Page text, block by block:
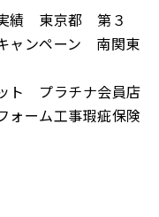
実績 東京都 第３
ャンペーン 南関東
ト プラチナ会員店
ォーム工事瑕疵保険